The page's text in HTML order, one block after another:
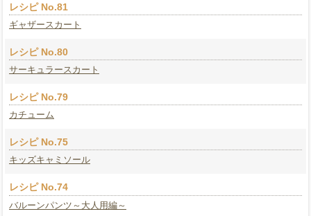
レシピ No.81
ギャザースカート
レシピ No.80
サーキュラースカート
レシピ No.79
カチューム
レシピ No.75
キッズキャミソール
レシピ No.74
バルーンパンツ～大人用編～